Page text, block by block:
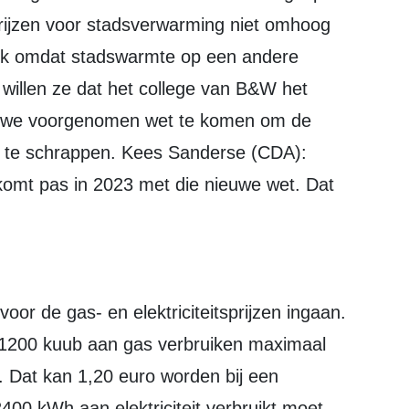
voor stadsverwarming niet omhoog
omdat stadswarmte op een andere
ze dat het college van B&W het
voorgenomen wet te komen om de
schrappen. Kees Sanderse (CDA):
pas in 2023 met die nieuwe wet. Dat
de gas- en elektriciteitsprijzen ingaan.
kuub aan gas verbruiken maximaal
kan 1,20 euro worden bij een